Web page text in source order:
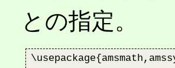
との指定。